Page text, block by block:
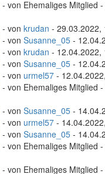
- von Ehemaliges Mitglied
- von krudan - 29.03.2022,
- von Susanne_05 -
- von krudan - 12.04.2022,
- von Susanne_05 -
- von urmel57 -
- von Ehemaliges Mitglied
- von Susanne_05 -
- von urmel57 -
- von Susanne_05 -
- von Ehemaliges Mitglied
- von Ehemaliges Mitglied